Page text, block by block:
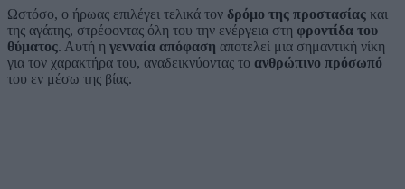
Ωστόσο, ο ήρωας επιλέγει τελικά τον δρόμο της προστασίας και
της αγάπης, στρέφοντας όλη του την ενέργεια στη φροντίδα του
θύματος. Αυτή η γενναία απόφαση αποτελεί μια σημαντική νίκη
για τον χαρακτήρα του, αναδεικνύοντας το ανθρώπινο πρόσωπό
του εν μέσω της βίας.